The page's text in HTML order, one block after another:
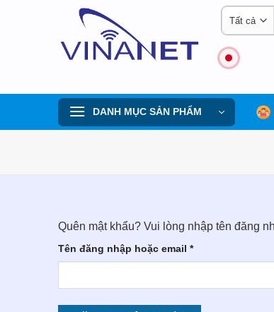
DANH MỤC SẢN PHẨM
Quên mật khẩu? Vui lòng nhập tên đăng
Tên đăng nhập hoặc email *Bắt
buộc